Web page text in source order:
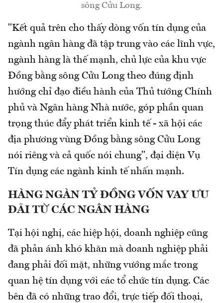
sông Cửu Long.
"Kết quả trên cho thấy dòng vốn tín dụng của
ngành ngân hàng đã tập trung vào các lĩnh vực,
ngành hàng là thế mạnh, chủ lực của khu vực
Đồng bằng sông Cửu Long theo đúng định
hướng chỉ đạo điều hành của Thủ tướng Chính
phủ và Ngân hàng Nhà nước, góp phần quan
trọng thúc đẩy phát triển kinh tế - xã hội các
địa phương vùng Đồng bằng sông Cửu Long
nói riêng và cả quốc nói chung", đại diện Vụ
Tín dụng các ngành kinh tế nhấn mạnh.
HÀNG NGÀN TỶ ĐỒNG VỐN VAY ƯU
ĐÃI TỪ CÁC NGÂN HÀNG
Tại hội nghị, các hiệp hội, doanh nghiệp cũng
đã phản ánh khó khăn mà doanh nghiệp phải
đang phải đối mặt, những vướng mắc trong
quan hệ tín dụng với các tổ chức tín dụng. Các
bên đã có những trao đổi, trực tiếp đối thoại,